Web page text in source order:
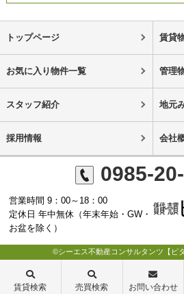
トップページ 賃貸
お気に入り物件一覧 管理
スタッフ紹介 地元
採用情報 会社
0985-
営業時間 9：00～18：00
定休日 年中無休（年末年始・GW・
お盆を除く）
©シーエス不動産コンサルタンツ【ピ
賃貸検索 売買検索 お問い合わせ